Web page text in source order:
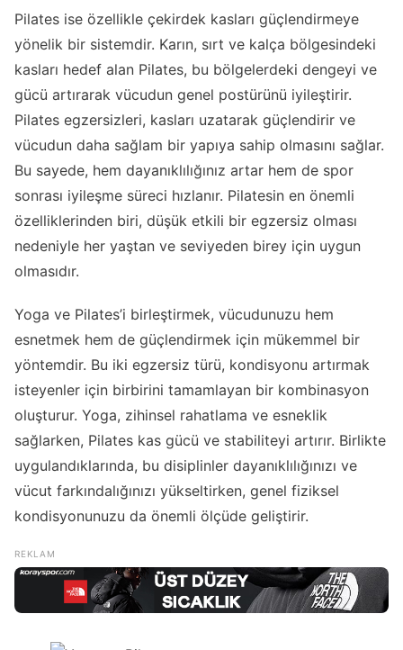
Pilates ise özellikle çekirdek kasları güçlendirmeye
yönelik bir sistemdir. Karın, sırt ve kalça bölgesindeki
kasları hedef alan Pilates, bu bölgelerdeki dengeyi ve
gücü artırarak vücudun genel postürünü iyileştirir.
Pilates egzersizleri, kasları uzatarak güçlendirir ve
vücudun daha sağlam bir yapıya sahip olmasını sağlar.
Bu sayede, hem dayanıklılığınız artar hem de spor
sonrası iyileşme süreci hızlanır. Pilatesin en önemli
özelliklerinden biri, düşük etkili bir egzersiz olması
nedeniyle her yaştan ve seviyeden birey için uygun
olmasıdır.
Yoga ve Pilates’i birleştirmek, vücudunuzu hem
esnetmek hem de güçlendirmek için mükemmel bir
yöntemdir. Bu iki egzersiz türü, kondisyonu artırmak
isteyenler için birbirini tamamlayan bir kombinasyon
oluşturur. Yoga, zihinsel rahatlama ve esneklik
sağlarken, Pilates kas gücü ve stabiliteyi artırır. Birlikte
uygulandıklarında, bu disiplinler dayanıklılığınızı ve
vücut farkındalığınızı yükseltirken, genel fiziksel
kondisyonunuzu da önemli ölçüde geliştirir.